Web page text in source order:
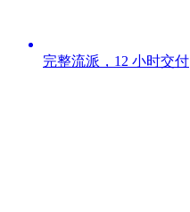
完整流派，12 小时交付